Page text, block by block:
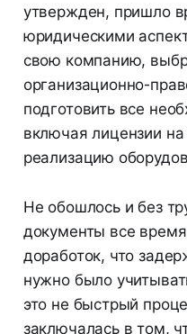
утвержден, пришло
юридическими
свою компанию,
организационно-
подготовить все
включая лицензии
реализацию
Не обошлось и без
документы все
доработок, что
нужно было
это не быстрый
заключалась в том,